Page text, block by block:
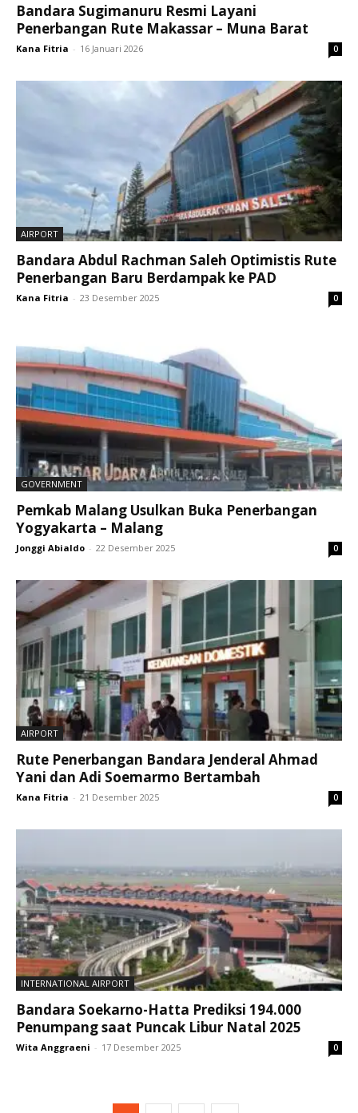
Bandara Sugimanuru Resmi Layani
Penerbangan Rute Makassar – Muna Barat
Kana Fitria - 16 Januari 2026 0
AIRPORT
Bandara Abdul Rachman Saleh Optimistis Rute
Penerbangan Baru Berdampak ke PAD
Kana Fitria - 23 Desember 2025 0
GOVERNMENT
Pemkab Malang Usulkan Buka Penerbangan
Yogyakarta – Malang
Jonggi Abialdo - 22 Desember 2025 0
AIRPORT
Rute Penerbangan Bandara Jenderal Ahmad
Yani dan Adi Soemarmo Bertambah
Kana Fitria - 21 Desember 2025 0
INTERNATIONAL AIRPORT
Bandara Soekarno-Hatta Prediksi 194.000
Penumpang saat Puncak Libur Natal 2025
Wita Anggraeni - 17 Desember 2025 0